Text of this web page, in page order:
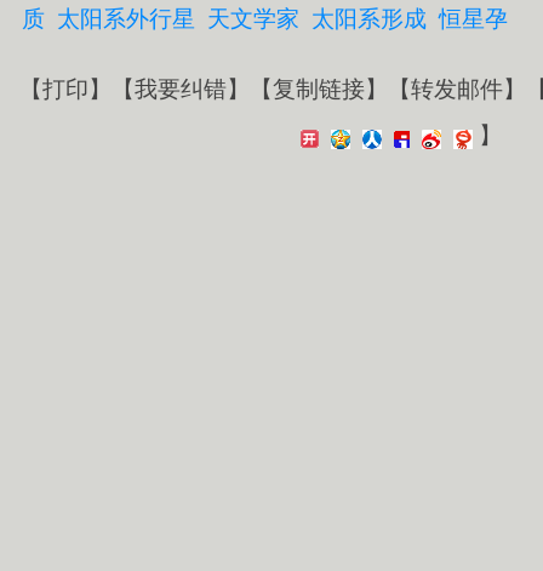
质 太阳系外行星 天文学家 太阳系形成 恒星孕
【打印】【我要纠错】【复制链接】【转发邮件】
】